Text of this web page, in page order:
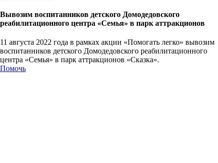
Вывозим воспитанников детского Домодедовского
реабилитационного центра «Семья» в парк аттракционов
11 августа 2022 года в рамках акции «Помогать легко» вывозим
воспитанников детского Домодедовского реабилитационного
центра «Семья» в парк аттракционов «Сказка».
Помочь